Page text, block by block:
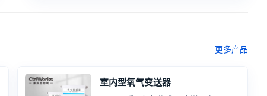
更多产品
室内型氧气变送器